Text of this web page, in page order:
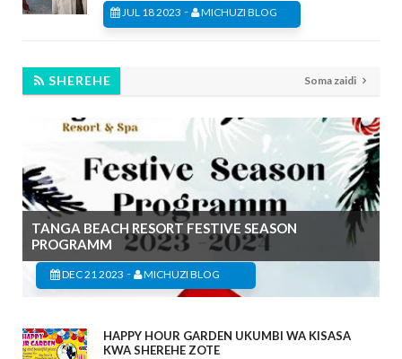
JUL 18 2023 - MICHUZI BLOG
SHEREHE Soma zaidi
TANGA BEACH RESORT FESTIVE SEASON
PROGRAMM
DEC 21 2023 - MICHUZI BLOG
HAPPY HOUR GARDEN UKUMBI WA KISASA
KWA SHEREHE ZOTE